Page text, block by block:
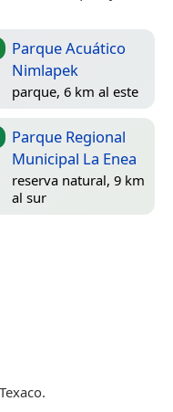
Parque Acuático
Nimlapek
parque, 6 km al este
Parque Regional
Municipal La Enea
reserva natural, 9 km
al sur